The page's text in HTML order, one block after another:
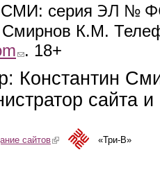
СМИ: серия ЭЛ №
Смирнов К.М.
(link sends e-mail)
. 18+
Константин
сайта
сайтов(link is external)«Три-В»